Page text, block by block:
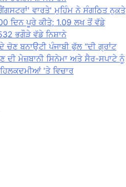
ਵਾਰਤੇ' ਮੁਹਿੰਮ ਨੇ ਸੰਗਠਿਤ ਨੁਕਤੇ
ਦਿਨ ਪੂਰੇ ਕੀਤੇ; 1.09 ਲਖ ਤੋਂ ਵੱਡੇ
ਭਗੌੜੇ ਵੱਡੇ ਨਿਸ਼ਾਨੇ
ਚੋਣ ਬਨਾਉਟੀ ਪੰਜਾਬੀ ਫੁੱਲ “ਦੀ ਗ੍ਰਾਂਟ
ਦੀ ਮੇਜ਼ਬਾਨੀ ਸਿਨੇਮਾ ਅਤੇ ਸੈਰ-ਸਪਾਟੇ ਨੂੰ
'ਤੇ ਵਿਚਾਰ